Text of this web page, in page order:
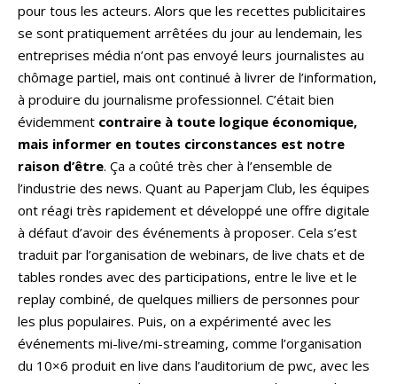
pour tous les acteurs. Alors que les recettes publicitaires
se sont pratiquement arrêtées du jour au lendemain, les
entreprises média n’ont pas envoyé leurs journalistes au
chômage partiel, mais ont continué à livrer de l’information,
à produire du journalisme professionnel. C’était bien
évidemment contraire à toute logique économique,
mais informer en toutes circonstances est notre
raison d’être. Ça a coûté très cher à l’ensemble de
l’industrie des news. Quant au Paperjam Club, les équipes
ont réagi très rapidement et développé une offre digitale
à défaut d’avoir des événements à proposer. Cela s’est
traduit par l’organisation de webinars, de live chats et de
tables rondes avec des participations, entre le live et le
replay combiné, de quelques milliers de personnes pour
les plus populaires. Puis, on a expérimenté avec les
événements mi-live/mi-streaming, comme l’organisation
du 10×6 produit en live dans l’auditorium de pwc, avec les